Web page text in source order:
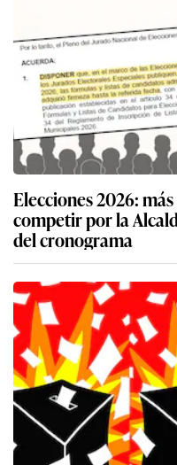
Elecciones 2026:
competir por la
del cronograma